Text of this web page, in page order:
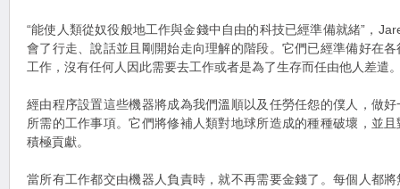
“能使人類從奴役般地工作與金錢中自由的科技已經準備就緒”，
會了行走、說話並且剛開始走向理解的階段。它們已經準備好在
工作，沒有任何人因此需要去工作或者是為了生存而任由他人差遣
經由程序設置這些機器將成為我們溫順以及任勞任怨的僕人，做
所需的工作事項。它們將修補人類對地球所造成的種種破壞，並
積極貢獻。
當所有工作都交由機器人負責時，就不再需要金錢了。每個人都